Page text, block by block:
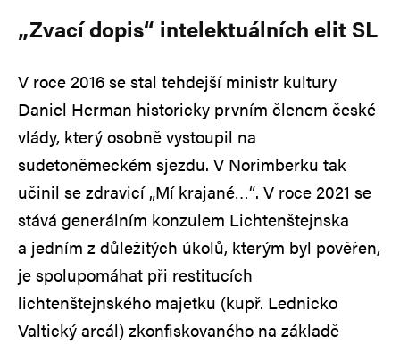
„Zvací dopis“ intelektuálních elit SL
V roce 2016 se stal tehdejší ministr kultury
Daniel Herman historicky prvním členem české
vlády, který osobně vystoupil na
sudetoněmeckém sjezdu. V Norimberku tak
učinil se zdravicí „Mí krajané…“. V roce 2021 se
stává generálním konzulem Lichtenštejnska
a jedním z důležitých úkolů, kterým byl pověřen,
je spolupomáhat při restitucích
lichtenštejnského majetku (kupř. Lednicko
Valtický areál) zkonfiskovaného na základě